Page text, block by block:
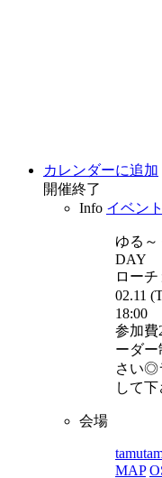
カレンダーに追加
開催終了
Info イベン
ゆる
DAY
ローチ
02.11
18:00
参加費
ーダ
さい◎
して下
会場
MAP